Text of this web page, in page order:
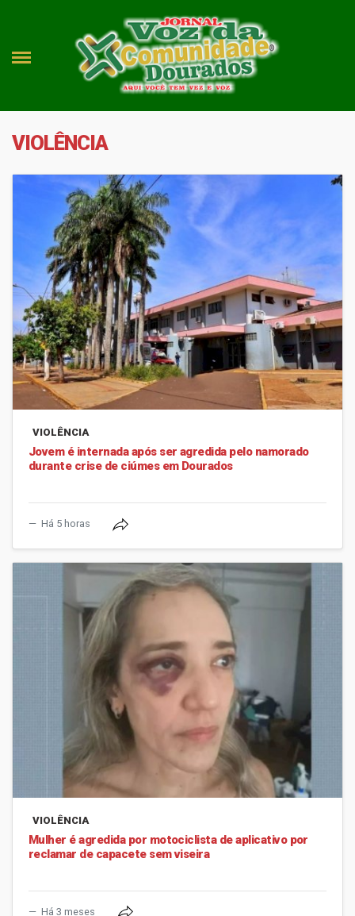
VIOLÊNCIA
VIOLÊNCIA
Jovem é internada após ser agredida pelo namorado
durante crise de ciúmes em Dourados
Há 5 horas
VIOLÊNCIA
Mulher é agredida por motociclista de aplicativo por
reclamar de capacete sem viseira
Há 3 meses